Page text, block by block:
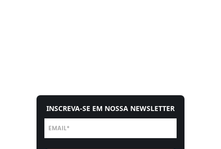
INSCREVA-SE EM NOSSA NEWSLETTER